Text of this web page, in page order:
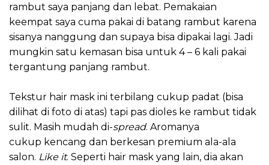
rambut saya panjang dan lebat. Pemakaian
keempat saya cuma pakai di batang rambut karena
sisanya nanggung dan supaya bisa dipakai lagi. Jadi
mungkin satu kemasan bisa untuk 4 – 6 kali pakai
tergantung panjang rambut.
Tekstur hair mask ini terbilang cukup padat (bisa
dilihat di foto di atas) tapi pas dioles ke rambut tidak
sulit. Masih mudah di-spread. Aromanya
cukup kencang dan berkesan premium ala-ala
salon. Like it. Seperti hair mask yang lain, dia akan